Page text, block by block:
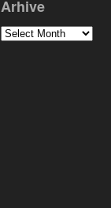
Arhive
Arhive